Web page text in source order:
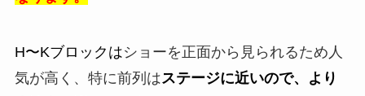
H〜Kブロックはショーを正面から見られるため人
気が高く、特に前列はステージに近いので、より